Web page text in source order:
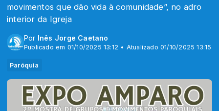
movimentos que dão vida à comunidade”, no adro
interior da Igreja
Por Inês Jorge Caetano
Publicado em 01/10/2025 13:12 • Atualizado 01/10/2025 13:15
Paróquia